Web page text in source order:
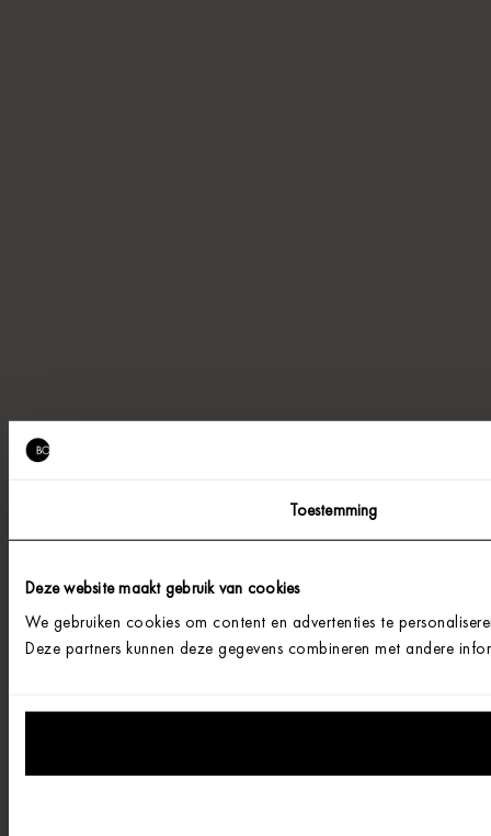
Toestemming
Deze website maakt gebruik van cookies
We gebruiken cookies om content en advertenties te
Deze partners kunnen deze gegevens combineren met andere